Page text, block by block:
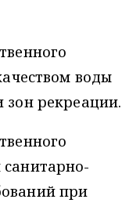
воды
зон рекреации.
при